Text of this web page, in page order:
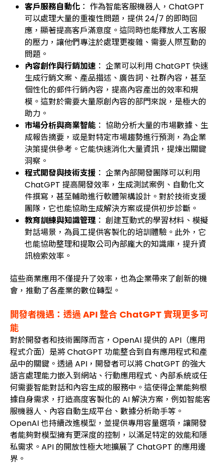
客戶服務自動化 ： 作為智能客服機器人，ChatGPT
可以處理大量的重複性問題，提供 24/7 的即時回
應，顯著提高客戶滿意度。這同時也能釋放人工客服
的壓力，讓他們專注於處理更複雜、需要人際互動的
問題。
內容創作與行銷加速 ： 企業可以利用 ChatGPT 快速
生成行銷文案、產品描述、廣告詞、社群內容，甚至
個性化的郵件行銷內容，提高內容產出的效率和規
模。這對於需要大量原創內容的部門來說，是極大的
助力。
市場分析與商業智能 ： 協助分析大量的市場數據、生
成報告摘要，或是對特定市場趨勢進行預測，為企業
決策提供參考。它能快速消化大量資訊，提煉出關鍵
洞察。
程式開發與技術支援 ： 企業內部開發團隊可以利用
ChatGPT 提高開發效率，生成測試案例、自動化文
件撰寫，甚至輔助進行軟體架構設計。對於技術支援
團隊，它也能協助生成解決方案或提供初步診斷。
教育訓練與知識管理 ： 創建互動式的學習材料、模擬
對話場景，為員工提供客製化的培訓體驗。此外，它
也能協助整理和提取公司內部龐大的知識庫，提升資
訊檢索效率。
這些商業應用不僅提升了效率，也為企業帶來了創新的機
會，推動了各產業的數位轉型。
開發者機遇：透過 API 整合 ChatGPT 實現更多可
能
對於開發者和技術團隊而言，OpenAI 提供的 API（應用
程式介面）是將 ChatGPT 功能整合到自有應用程式和產
品中的關鍵。透過 API，開發者可以將 ChatGPT 的強大
語言處理能力嵌入到網站、行動應用程式、內部系統或任
何需要智能對話和內容生成的服務中。這使得企業能夠根
據自身需求，打造高度客製化的 AI 解決方案，例如智能客
服機器人、內容自動生成平台、數據分析助手等。
OpenAI 也持續改進模型，並提供專用容量選項，讓開發
者能夠對模型擁有更深度的控制，以滿足特定的效能和隱
私需求。API 的開放性極大地擴展了 ChatGPT 的應用邊
界。